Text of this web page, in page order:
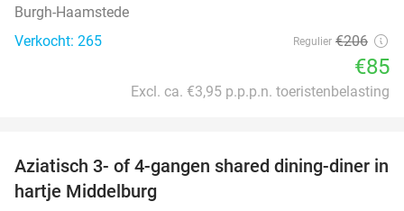
Burgh-Haamstede
Verkocht: 265
Regulier €206
€85
Excl. ca. €3,95 p.p.p.n. toeristenbelasting
36%
Aziatisch 3- of 4-gangen shared dining-diner in
hartje Middelburg